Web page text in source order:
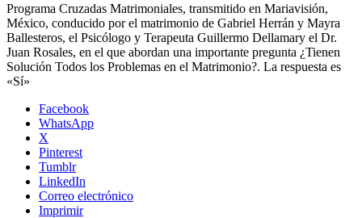
Programa Cruzadas Matrimoniales, transmitido en Mariavisión,
México, conducido por el matrimonio de Gabriel Herrán y Mayra
Ballesteros, el Psicólogo y Terapeuta Guillermo Dellamary el Dr.
Juan Rosales, en el que abordan una importante pregunta ¿Tienen
Solución Todos los Problemas en el Matrimonio?. La respuesta es
«Sí»
Facebook
WhatsApp
X
Pinterest
Tumblr
LinkedIn
Correo electrónico
Imprimir